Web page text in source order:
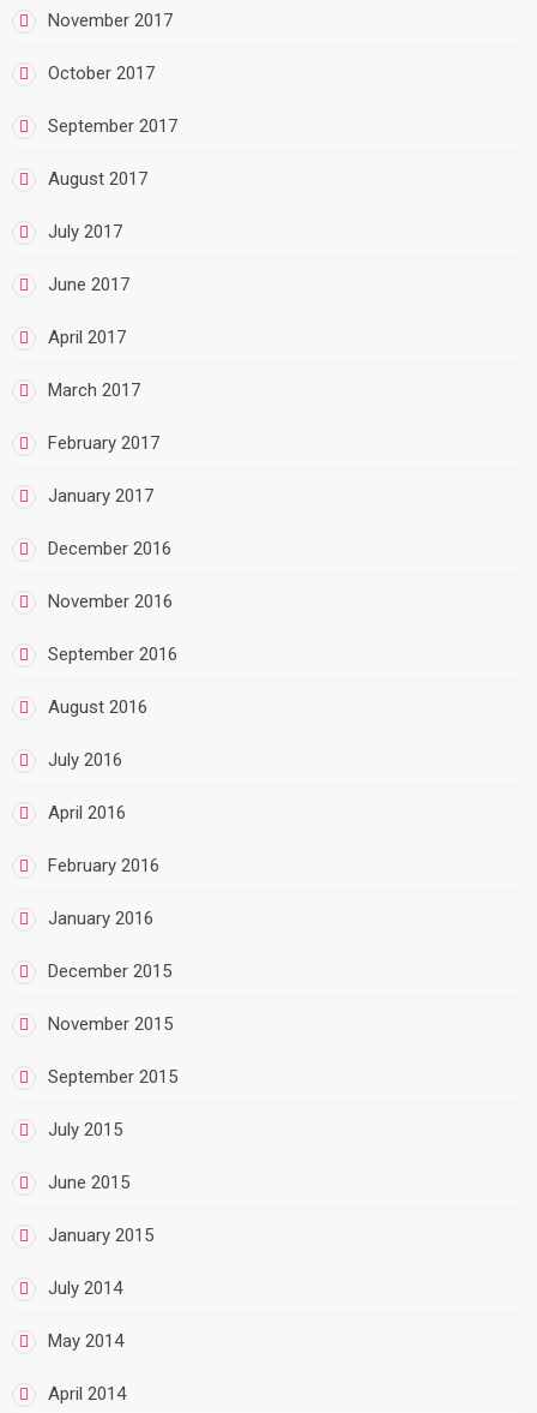
November 2017
October 2017
September 2017
August 2017
July 2017
June 2017
April 2017
March 2017
February 2017
January 2017
December 2016
November 2016
September 2016
August 2016
July 2016
April 2016
February 2016
January 2016
December 2015
November 2015
September 2015
July 2015
June 2015
January 2015
July 2014
May 2014
April 2014